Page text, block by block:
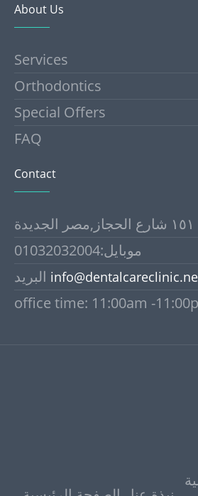
About Us
Services
Orthodontics
Special Offers
FAQ
Contact
١٥١ شارع الحجاز,مصر الجديدة
موبايل:01032032004
office time: 11:00am -